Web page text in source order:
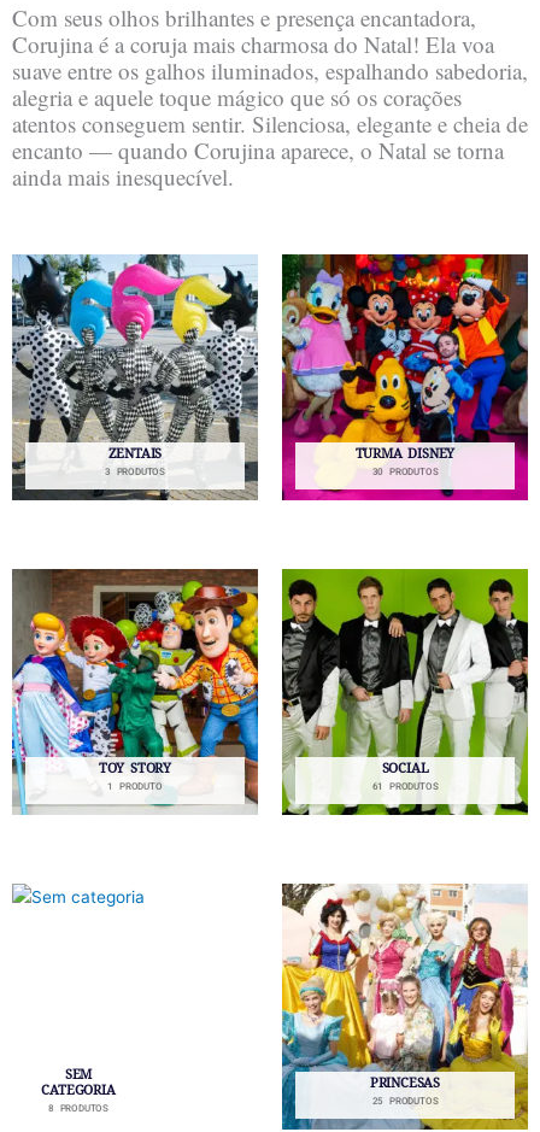
Com seus olhos brilhantes e presença encantadora,
Corujina é a coruja mais charmosa do Natal! Ela voa
suave entre os galhos iluminados, espalhando sabedoria,
alegria e aquele toque mágico que só os corações
atentos conseguem sentir. Silenciosa, elegante e cheia de
encanto — quando Corujina aparece, o Natal se torna
ainda mais inesquecível.
ZENTAIS
3 PRODUTOS
TURMA DISNEY
30 PRODUTOS
TOY STORY
1 PRODUTO
SOCIAL
61 PRODUTOS
SEM
CATEGORIA
8 PRODUTOS
PRINCESAS
25 PRODUTOS